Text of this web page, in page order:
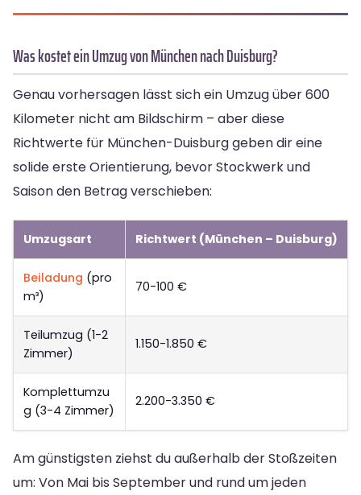
Was kostet ein Umzug von München nach Duisburg?
Genau vorhersagen lässt sich ein Umzug über 600
Kilometer nicht am Bildschirm – aber diese
Richtwerte für München-Duisburg geben dir eine
solide erste Orientierung, bevor Stockwerk und
Saison den Betrag verschieben:
Umzugsart Richtwert (München – Duisburg)
Beiladung (pro
m³)
70-100 €
Teilumzug (1-2
Zimmer)
1.150-1.850 €
Komplettumzu
g (3-4 Zimmer)
2.200-3.350 €
Am günstigsten ziehst du außerhalb der Stoßzeiten
um: Von Mai bis September und rund um jeden